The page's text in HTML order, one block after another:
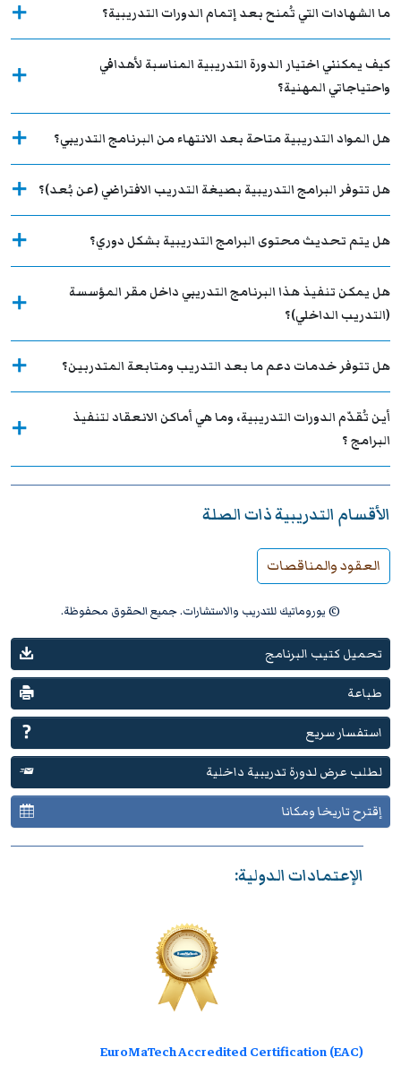
ما الشهادات التي تُمنح بعد إتمام الدورات التدريبية؟
كيف يمكنني اختيار الدورة التدريبية المناسبة لأهدافي
واحتياجاتي المهنية؟
هل المواد التدريبية متاحة بعد الانتهاء من البرنامج التدريبي؟
هل تتوفر البرامج التدريبية بصيغة التدريب الافتراضي (عن بُعد)؟
هل يتم تحديث محتوى البرامج التدريبية بشكل دوري؟
هل يمكن تنفيذ هذا البرنامج التدريبي داخل مقر المؤسسة
(التدريب الداخلي)؟
هل تتوفر خدمات دعم ما بعد التدريب ومتابعة المتدربين؟
أين تُقدّم الدورات التدريبية، وما هي أماكن الانعقاد لتنفيذ
البرامج ؟
الأقسام التدريبية ذات الصلة
العقود والمناقصات
© يوروماتيك للتدريب والاستشارات. جميع الحقوق محفوظة.
تحميل كتيب البرنامج
طباعة
استفسار سريع
لطلب عرض لدورة تدريبية داخلية
إقترح تاريخا ومكانا
الإعتمادات الدولية:
EuroMaTech Accredited Certification (EAC)